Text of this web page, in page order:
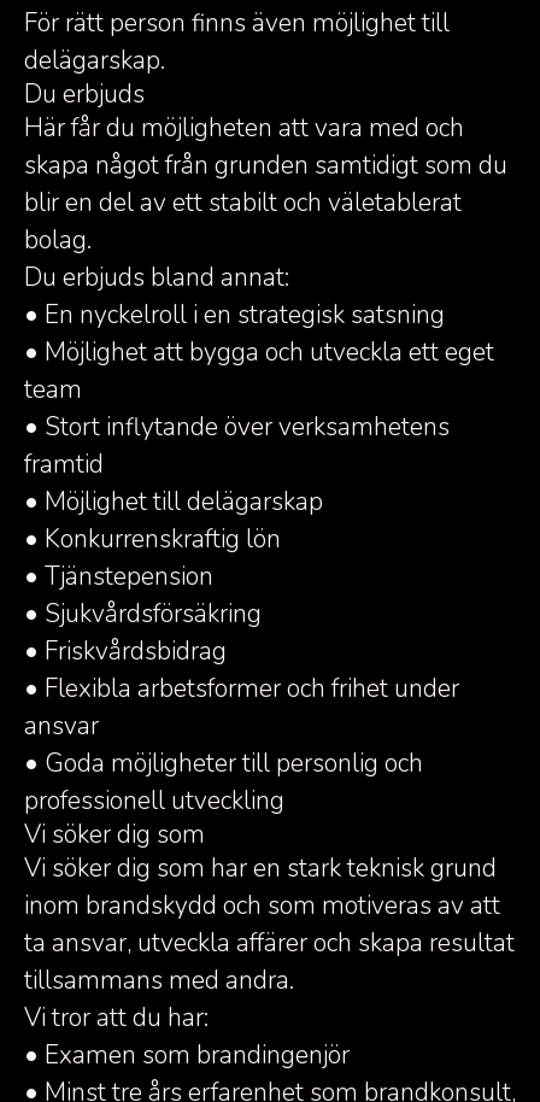
För rätt person finns även möjlighet till
delägarskap.
Du erbjuds
Här får du möjligheten att vara med och
skapa något från grunden samtidigt som du
blir en del av ett stabilt och väletablerat
bolag.
Du erbjuds bland annat:
• En nyckelroll i en strategisk satsning
• Möjlighet att bygga och utveckla ett eget
team
• Stort inflytande över verksamhetens
framtid
• Möjlighet till delägarskap
• Konkurrenskraftig lön
• Tjänstepension
• Sjukvårdsförsäkring
• Friskvårdsbidrag
• Flexibla arbetsformer och frihet under
ansvar
• Goda möjligheter till personlig och
professionell utveckling
Vi söker dig som
Vi söker dig som har en stark teknisk grund
inom brandskydd och som motiveras av att
ta ansvar, utveckla affärer och skapa resultat
tillsammans med andra.
Vi tror att du har:
• Examen som brandingenjör
• Minst tre års erfarenhet som brandkonsult,